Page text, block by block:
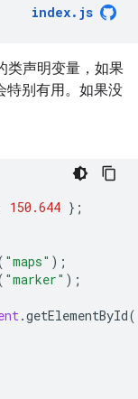
index. js
类声明变量，如果
特别有用。如果没
150.644 };
"maps" );
"marker" );
.getElementById(